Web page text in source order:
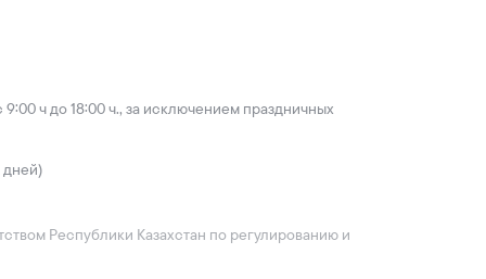
ч до 18:00 ч., за исключением праздничных
дней)
Республики Казахстан по регулированию и